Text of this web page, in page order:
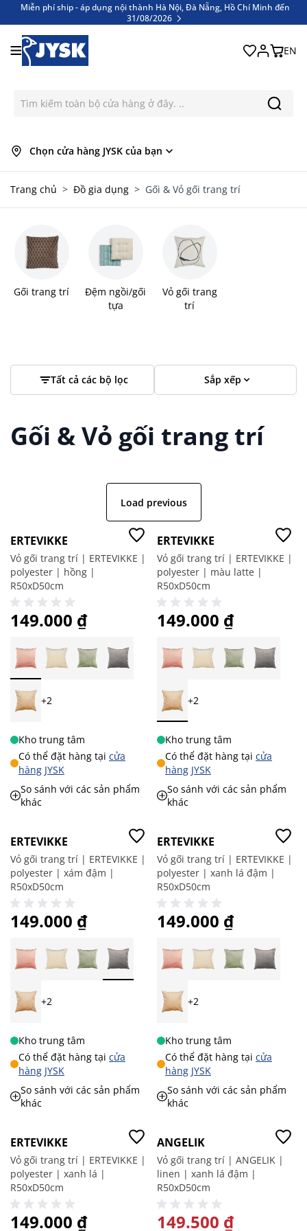
Miễn phí ship - áp dụng nội thành Hà Nội, Đà Nẵng, Hồ Chí Minh đến
31/08/2026
EN
Chọn cửa hàng JYSK của bạn
Trang chủ > Đồ gia dụng > Gối & Vỏ gối trang trí
Gối trang trí
Đệm ngồi/gối
tựa
Vỏ gối trang
trí
Tất cả các bộ lọc Sắp xếp
Gối & Vỏ gối trang trí
Load previous
ERTEVIKKE
Vỏ gối trang trí | ERTEVIKKE |
polyester | hồng |
R50xD50cm
149.000 ₫
+2
Kho trung tâm
Có thể đặt hàng tại cửa
hàng JYSK
So sánh với các sản phẩm
khác
ERTEVIKKE
Vỏ gối trang trí | ERTEVIKKE |
polyester | màu latte |
R50xD50cm
149.000 ₫
+2
Kho trung tâm
Có thể đặt hàng tại cửa
hàng JYSK
So sánh với các sản phẩm
khác
ERTEVIKKE
Vỏ gối trang trí | ERTEVIKKE |
polyester | xám đậm |
R50xD50cm
149.000 ₫
+2
Kho trung tâm
Có thể đặt hàng tại cửa
hàng JYSK
So sánh với các sản phẩm
khác
ERTEVIKKE
Vỏ gối trang trí | ERTEVIKKE |
polyester | xanh lá đậm |
R50xD50cm
149.000 ₫
+2
Kho trung tâm
Có thể đặt hàng tại cửa
hàng JYSK
So sánh với các sản phẩm
khác
ERTEVIKKE
Vỏ gối trang trí | ERTEVIKKE |
polyester | xanh lá |
R50xD50cm
149.000 ₫
ANGELIK
Vỏ gối trang trí | ANGELIK |
linen | xanh lá đậm |
R50xD50cm
GIÁ ĐẶC BIỆT
149.500 ₫